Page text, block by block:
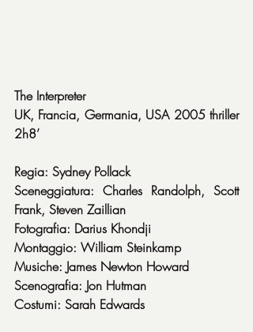
The Interpreter
UK, Francia, Germania, USA 2005 thriller
2h8’
Regia: Sydney Pollack
Sceneggiatura: Charles Randolph, Scott
Frank, Steven Zaillian
Fotografia: Darius Khondji
Montaggio: William Steinkamp
Musiche: James Newton Howard
Scenografia: Jon Hutman
Costumi: Sarah Edwards